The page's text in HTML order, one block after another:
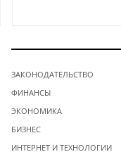
ЗАКОНОДАТЕЛЬСТВО
ФИНАНСЫ
ЭКОНОМИКА
БИЗНЕС
ИНТЕРНЕТ И ТЕХНОЛОГИИ